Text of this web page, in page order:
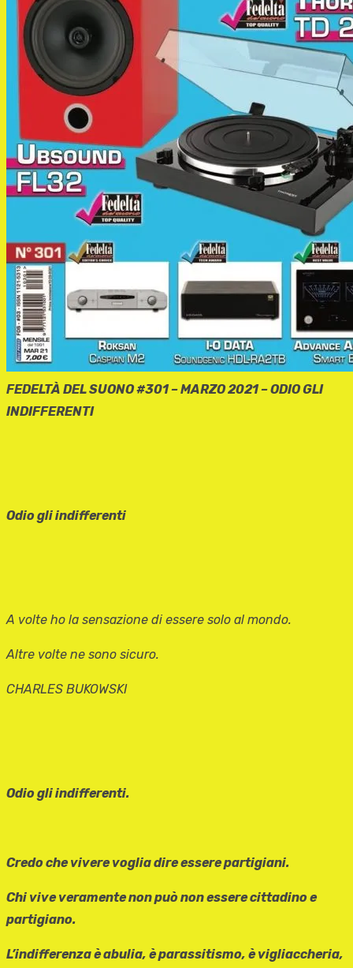
FEDELTÀ DEL SUONO #301 – MARZO 2021 – ODIO GLI
INDIFFERENTI
Odio gli indifferenti
A volte ho la sensazione di essere solo al mondo.
Altre volte ne sono sicuro.
CHARLES BUKOWSKI
Odio gli indifferenti.
Credo che vivere voglia dire essere partigiani.
Chi vive veramente non può non essere cittadino e
partigiano.
L’indifferenza è abulia, è parassitismo, è vigliaccheria,